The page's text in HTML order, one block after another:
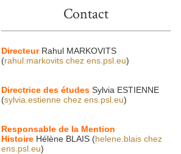
Contact
Directeur Rahul MARKOVITS
(rahul.markovits chez ens.psl.eu)
Directrice des études Sylvia ESTIENNE
(sylvia.estienne chez ens.psl.eu)
Responsable de la Mention
Histoire Hélène BLAIS (helene.blais chez
ens.psl.eu)